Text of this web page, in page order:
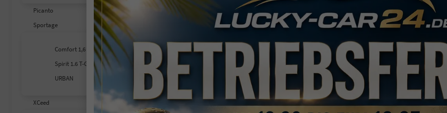
sofort lieferbar Fahrzeug mit Tageszulassung
Fahrzeugnr. 42560 Getriebe Automatik
103 kW (140 PS)
25 km
22.630,– €
incl. 19% MwSt.
Details
Verbrauch kombiniert:6,30 l/100km
Picanto
Sportage
Comfort 1,6 T-GDI 110KW MJ27
Spirit 1.6 T-GDI 7-DCT
URBAN
XCeed